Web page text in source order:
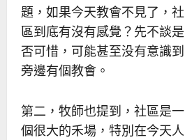
題，如果今天教會不見了，社
區到底有沒有感覺？先不談是
否可惜，可能甚至没有意識到
旁邊有個教會。
第二，牧師也提到，社區是一
個很大的禾場，特別在今天人